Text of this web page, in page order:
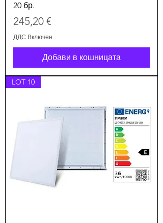
20 бр.
Цена
245,20 €
ДДС Включен
Добави в кошницата
LOT 10